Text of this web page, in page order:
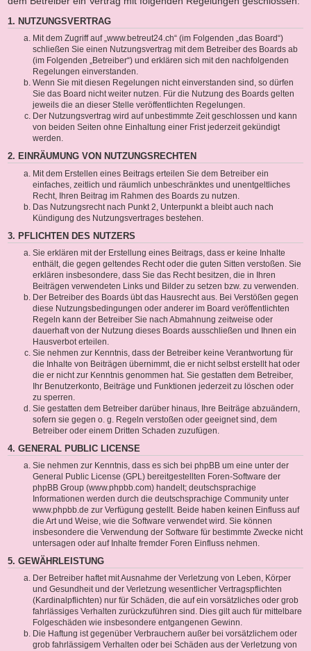
1. NUTZUNGSVERTRAG
Mit dem Zugriff auf „www.betreut24.ch“ (im Folgenden „das Board“)
schließen Sie einen Nutzungsvertrag mit dem Betreiber des Boards ab
(im Folgenden „Betreiber“) und erklären sich mit den nachfolgenden
Regelungen einverstanden.
Wenn Sie mit diesen Regelungen nicht einverstanden sind, so dürfen
Sie das Board nicht weiter nutzen. Für die Nutzung des Boards gelten
jeweils die an dieser Stelle veröffentlichten Regelungen.
Der Nutzungsvertrag wird auf unbestimmte Zeit geschlossen und kann
von beiden Seiten ohne Einhaltung einer Frist jederzeit gekündigt
werden.
2. EINRÄUMUNG VON NUTZUNGSRECHTEN
Mit dem Erstellen eines Beitrags erteilen Sie dem Betreiber ein
einfaches, zeitlich und räumlich unbeschränktes und unentgeltliches
Recht, Ihren Beitrag im Rahmen des Boards zu nutzen.
Das Nutzungsrecht nach Punkt 2, Unterpunkt a bleibt auch nach
Kündigung des Nutzungsvertrages bestehen.
3. PFLICHTEN DES NUTZERS
Sie erklären mit der Erstellung eines Beitrags, dass er keine Inhalte
enthält, die gegen geltendes Recht oder die guten Sitten verstoßen. Sie
erklären insbesondere, dass Sie das Recht besitzen, die in Ihren
Beiträgen verwendeten Links und Bilder zu setzen bzw. zu verwenden.
Der Betreiber des Boards übt das Hausrecht aus. Bei Verstößen gegen
diese Nutzungsbedingungen oder anderer im Board veröffentlichten
Regeln kann der Betreiber Sie nach Abmahnung zeitweise oder
dauerhaft von der Nutzung dieses Boards ausschließen und Ihnen ein
Hausverbot erteilen.
Sie nehmen zur Kenntnis, dass der Betreiber keine Verantwortung für
die Inhalte von Beiträgen übernimmt, die er nicht selbst erstellt hat oder
die er nicht zur Kenntnis genommen hat. Sie gestatten dem Betreiber,
Ihr Benutzerkonto, Beiträge und Funktionen jederzeit zu löschen oder
zu sperren.
Sie gestatten dem Betreiber darüber hinaus, Ihre Beiträge abzuändern,
sofern sie gegen o. g. Regeln verstoßen oder geeignet sind, dem
Betreiber oder einem Dritten Schaden zuzufügen.
4. GENERAL PUBLIC LICENSE
Sie nehmen zur Kenntnis, dass es sich bei phpBB um eine unter der
General Public License (GPL) bereitgestellten Foren-Software der
phpBB Group (www.phpbb.com) handelt; deutschsprachige
Informationen werden durch die deutschsprachige Community unter
www.phpbb.de zur Verfügung gestellt. Beide haben keinen Einfluss auf
die Art und Weise, wie die Software verwendet wird. Sie können
insbesondere die Verwendung der Software für bestimmte Zwecke nicht
untersagen oder auf Inhalte fremder Foren Einfluss nehmen.
5. GEWÄHRLEISTUNG
Der Betreiber haftet mit Ausnahme der Verletzung von Leben, Körper
und Gesundheit und der Verletzung wesentlicher Vertragspflichten
(Kardinalpflichten) nur für Schäden, die auf ein vorsätzliches oder grob
fahrlässiges Verhalten zurückzuführen sind. Dies gilt auch für mittelbare
Folgeschäden wie insbesondere entgangenen Gewinn.
Die Haftung ist gegenüber Verbrauchern außer bei vorsätzlichem oder
grob fahrlässigem Verhalten oder bei Schäden aus der Verletzung von